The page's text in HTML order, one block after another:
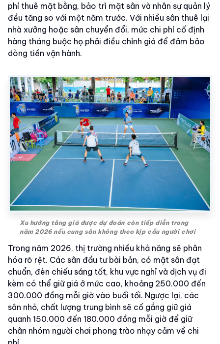
phí thuê mặt bằng, bảo trì mặt sân và nhân sự quản lý
đều tăng so với một năm trước. Với nhiều sân thuê lại
nhà xưởng hoặc sân chuyển đổi, mức chi phí cố định
hàng tháng buộc họ phải điều chỉnh giá để đảm bảo
dòng tiền vận hành.
Xu hướng tăng giá được dự đoán còn tiếp diễn trong
năm 2026 nếu cung sân không theo kịp cầu người chơi
Trong năm 2026, thị trường nhiều khả năng sẽ phân
hóa rõ rệt. Các sân đầu tư bài bản, có mặt sân đạt
chuẩn, đèn chiếu sáng tốt, khu vực nghỉ và dịch vụ đi
kèm có thể giữ giá ở mức cao, khoảng 250.000 đến
300.000 đồng mỗi giờ vào buổi tối. Ngược lại, các
sân nhỏ, chất lượng trung bình sẽ cố gắng giữ giá
quanh 150.000 đến 180.000 đồng mỗi giờ để giữ
chân nhóm người chơi phong trào nhạy cảm về chi